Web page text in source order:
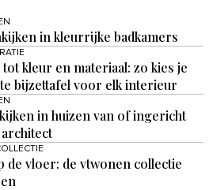
in kleurrijke badkamers
kleur en materiaal: zo kies je
bijzettafel voor elk interieur
in huizen van of ingericht
de vloer: de vtwonen collectie